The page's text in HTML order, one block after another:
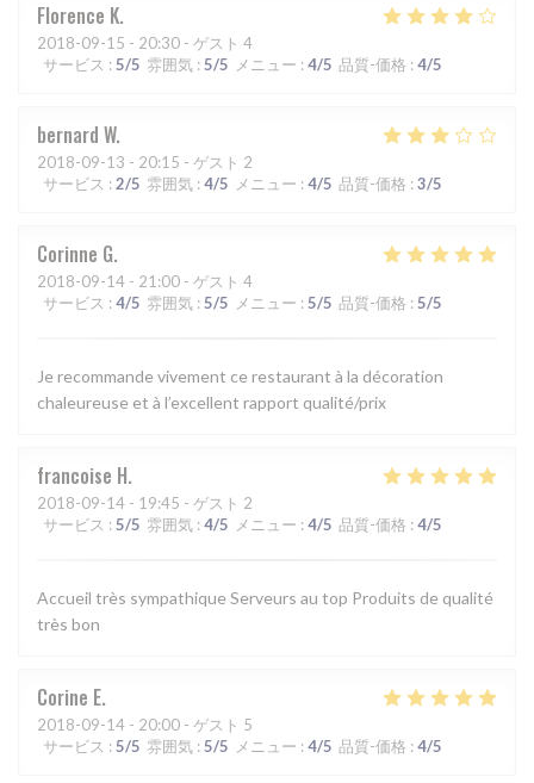
Florence K
2018-09-15 - 20:30 - ゲスト 4
サービス : 5/5 雰囲気 : 5/5 メニュー : 4/5 品質-価格 : 4/5
bernard W
2018-09-13 - 20:15 - ゲスト 2
サービス : 2/5 雰囲気 : 4/5 メニュー : 4/5 品質-価格 : 3/5
Corinne G
2018-09-14 - 21:00 - ゲスト 4
サービス : 4/5 雰囲気 : 5/5 メニュー : 5/5 品質-価格 : 5/5
Je recommande vivement ce restaurant à la décoration
chaleureuse et à l’excellent rapport qualité/prix
francoise H
2018-09-14 - 19:45 - ゲスト 2
サービス : 5/5 雰囲気 : 4/5 メニュー : 4/5 品質-価格 : 4/5
Accueil très sympathique Serveurs au top Produits de qualité
très bon
Corine E
2018-09-14 - 20:00 - ゲスト 5
サービス : 5/5 雰囲気 : 5/5 メニュー : 4/5 品質-価格 : 4/5